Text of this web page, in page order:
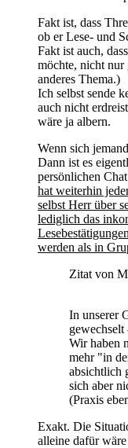
Fakt ist, dass
ob er Lese- und
Fakt ist auch,
möchte, nicht
anderes Thema.)
Ich selbst sende
auch nicht
wäre ja albern.
Wenn sich
Dann ist es
persönlichen
hat weiterhin
selbst Herr über
lediglich das
werden als in
Zitat von
In unserer
Wir haben
mehr "in
absichtlich
sich aber
(Praxis
Exakt. Die
alleine dafür